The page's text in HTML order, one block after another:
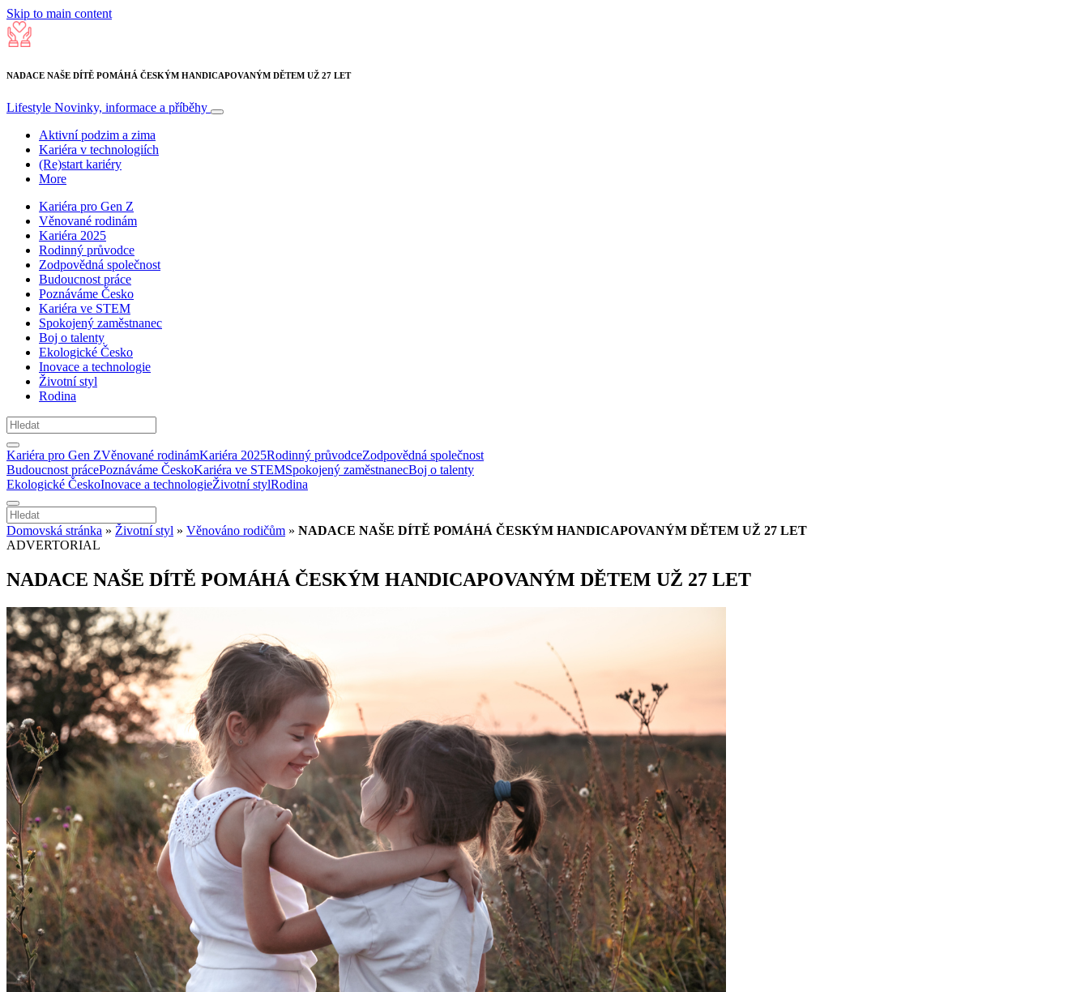
Skip to main content
NADACE NAŠE DÍTĚ POMÁHÁ ČESKÝM HANDICAPOVANÝM DĚTEM UŽ 27 LET
Lifestyle Novinky, informace a příběhy
Aktivní podzim a zima
Kariéra v technologiích
(Re)start kariéry
More
Kariéra pro Gen Z
Věnované rodinám
Kariéra 2025
Rodinný průvodce
Zodpovědná společnost
Budoucnost práce
Poznáváme Česko
Kariéra ve STEM
Spokojený zaměstnanec
Boj o talenty
Ekologické Česko
Inovace a technologie
Životní styl
Rodina
Kariéra pro Gen ZVěnované rodinámKariéra 2025Rodinný průvodceZodpovědná společnost
Budoucnost prácePoznáváme ČeskoKariéra ve STEMSpokojený zaměstnanecBoj o talenty
Ekologické ČeskoInovace a technologieŽivotní stylRodina
Domovská stránka » Životní styl » Věnováno rodičům » NADACE NAŠE DÍTĚ POMÁHÁ ČESKÝM HANDICAPOVANÝM DĚTEM UŽ 27 LET
ADVERTORIAL
NADACE NAŠE DÍTĚ POMÁHÁ ČESKÝM HANDICAPOVANÝM DĚTEM UŽ 27 LET